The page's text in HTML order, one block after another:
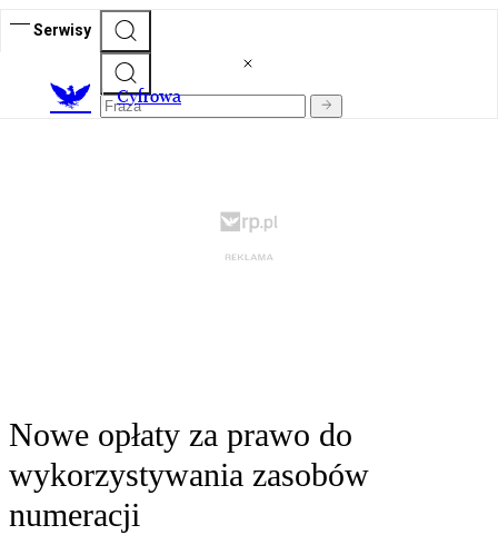
Serwisy
Cyfrowa
Nowe opłaty za prawo do
wykorzystywania zasobów
numeracji